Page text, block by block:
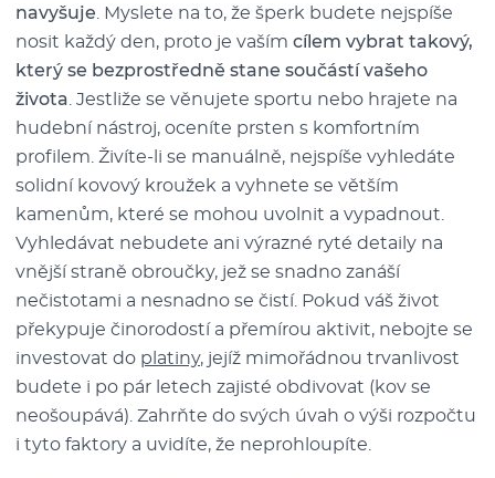
navyšuje . Myslete na to, že šperk budete nejspíše
nosit každý den, proto je vaším cílem vybrat takový,
který se bezprostředně stane součástí vašeho
života . Jestliže se věnujete sportu nebo hrajete na
hudební nástroj, oceníte prsten s komfortním
profilem. Živíte-li se manuálně, nejspíše vyhledáte
solidní kovový kroužek a vyhnete se větším
kamenům, které se mohou uvolnit a vypadnout.
Vyhledávat nebudete ani výrazné ryté detaily na
vnější straně obroučky, jež se snadno zanáší
nečistotami a nesnadno se čistí. Pokud váš život
překypuje činorodostí a přemírou aktivit, nebojte se
investovat do platiny, jejíž mimořádnou trvanlivost
budete i po pár letech zajisté obdivovat (kov se
neošoupává). Zahrňte do svých úvah o výši rozpočtu
i tyto faktory a uvidíte, že neprohloupíte.